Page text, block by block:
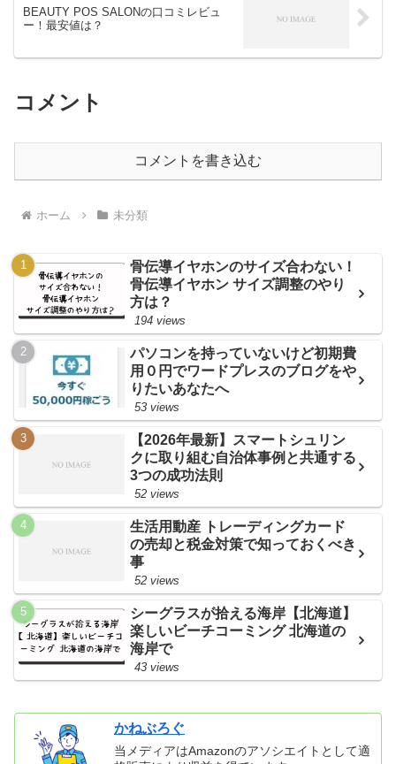
BEAUTY POS SALONの口コミレビュ
ー！最安値は？
コメント
コメントを書き込む
ホーム 未分類
骨伝導イヤホンのサイズ合わない！
骨伝導イヤホン サイズ調整のやり
方は？
194 views
パソコンを持っていないけど初期費
用０円でワードプレスのブログをや
りたいあなたへ
53 views
【2026年最新】スマートシュリン
クに取り組む自治体事例と共通する
3つの成功法則
52 views
生活用動産 トレーディングカード
の売却と税金対策で知っておくべき
事
52 views
シーグラスが拾える海岸【北海道】
楽しいビーチコーミング 北海道の
海岸で
43 views
かねぶろぐ
当メディアはAmazonのアソシエイトとして適